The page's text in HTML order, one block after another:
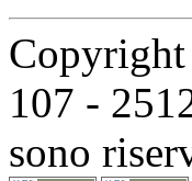
107 -
sono